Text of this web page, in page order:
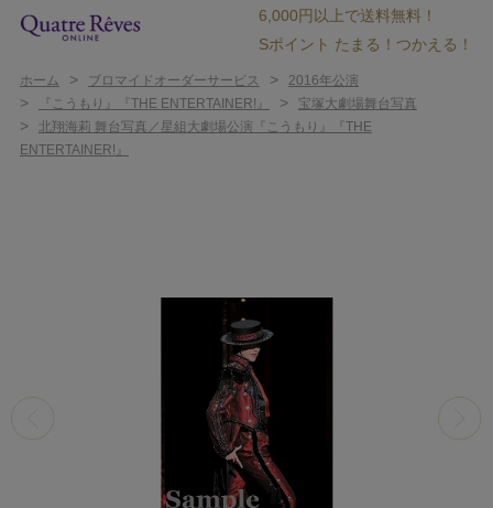
6,000円以上で送料無料！
Sポイント たまる！つかえる！
ホーム > ブロマイドオーダーサービス > 2016年公演
> 『こうもり』『THE ENTERTAINER!』 > 宝塚大劇場舞台写真
>
北翔海莉 舞台写真／星組大劇場公演『こうもり』『THE
ENTERTAINER!』